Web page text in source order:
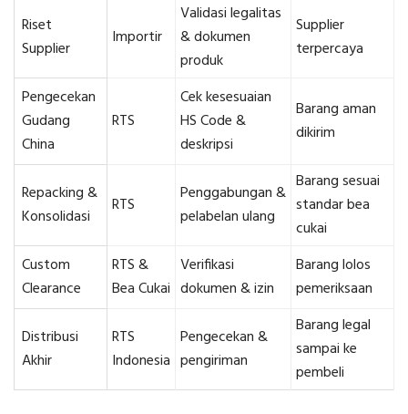
Riset
Supplier
Importir
Validasi legalitas
& dokumen
produk
Supplier
terpercaya
Pengecekan
Gudang
China
RTS
Cek kesesuaian
HS Code &
deskripsi
Barang aman
dikirim
Repacking &
Konsolidasi
RTS
Penggabungan &
pelabelan ulang
Barang sesuai
standar bea
cukai
Custom
Clearance
RTS &
Bea Cukai
Verifikasi
dokumen & izin
Barang lolos
pemeriksaan
Distribusi
Akhir
RTS
Indonesia
Pengecekan &
pengiriman
Barang legal
sampai ke
pembeli